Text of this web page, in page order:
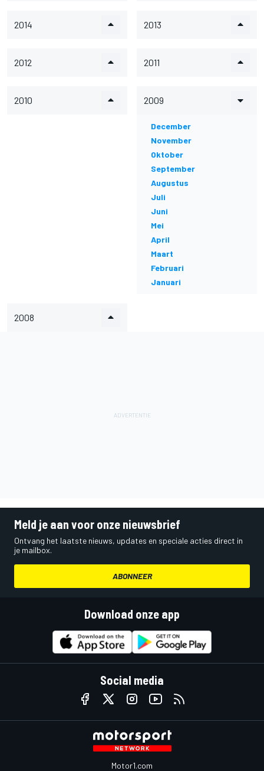
2014 2013
2012 2011
2010 2009
December
November
Oktober
September
Augustus
Juli
Juni
Mei
April
Maart
Februari
Januari
2008
Meld je aan voor onze nieuwsbrief
Ontvang het laatste nieuws, updates en speciale acties direct in
je mailbox.
ABONNEER
Download onze app
Social media
Motor1.com